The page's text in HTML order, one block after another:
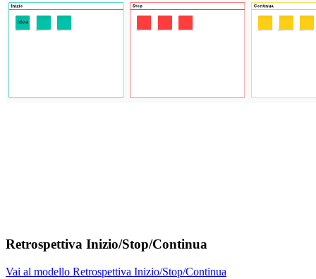
Retrospettiva Inizio/Stop/Continua
Vai al modello Retrospettiva Inizio/Stop/Continua